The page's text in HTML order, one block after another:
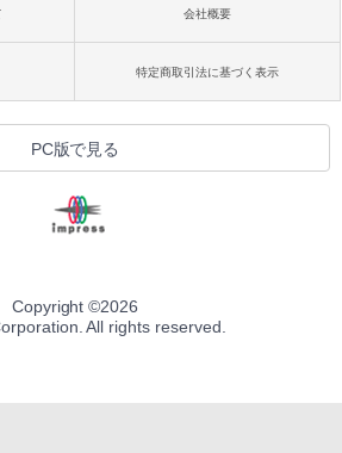
会社概要
特定商取引法に基づく表示
PC版で見る
Copyright ©2026
All rights reserved.